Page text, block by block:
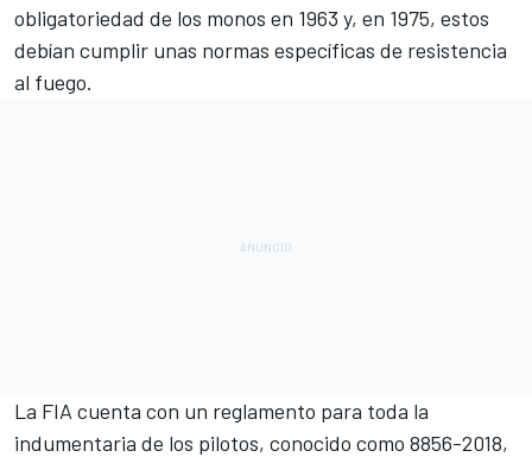
obligatoriedad de los monos en 1963 y, en 1975, estos
debían cumplir unas normas específicas de resistencia
al fuego.
La FIA cuenta con un reglamento para toda la
indumentaria de los pilotos, conocido como 8856-2018,